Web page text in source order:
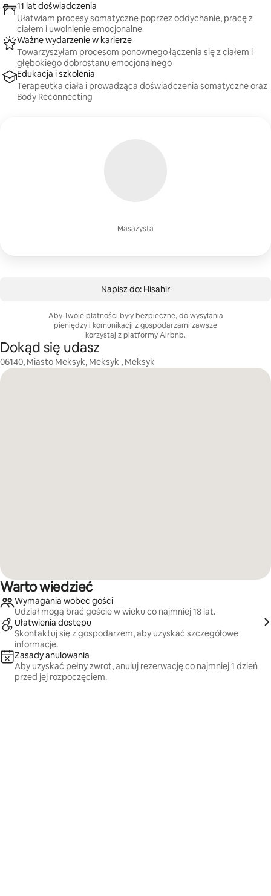
Masażysta
11 lat doświadczenia
Ułatwiam procesy somatyczne poprzez oddychanie, pracę z
ciałem i uwolnienie emocjonalne
Ważne wydarzenie w karierze
Towarzyszyłam procesom ponownego łączenia się z ciałem i
głębokiego dobrostanu emocjonalnego
Edukacja i szkolenia
Terapeutka ciała i prowadząca doświadczenia somatyczne oraz
Body Reconnecting
Napisz do: Hisahir
Aby Twoje płatności były bezpieczne, do wysyłania
pieniędzy i komunikacji z gospodarzami zawsze
korzystaj z platformy Airbnb.
Dokąd się udasz
06140, Miasto Meksyk, Meksyk , Meksyk
Warto wiedzieć
Wymagania wobec gości
Udział mogą brać goście w wieku co najmniej 18 lat.
Ułatwienia dostępu
Skontaktuj się z gospodarzem, aby uzyskać szczegółowe
informacje.
Zasady anulowania
Aby uzyskać pełny zwrot, anuluj rezerwację co najmniej 1 dzień
przed jej rozpoczęciem.